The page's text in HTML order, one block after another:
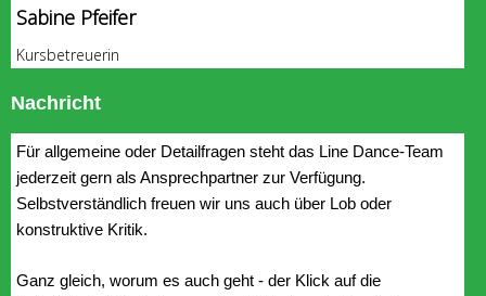
Sabine Pfeifer
Kursbetreuerin
Nachricht
Für allgemeine oder Detailfragen steht das Line Dance-Team
jederzeit gern als Ansprechpartner zur Verfügung.
Selbstverständlich freuen wir uns auch über Lob oder
konstruktive Kritik.
Ganz gleich, worum es auch geht - der Klick auf die